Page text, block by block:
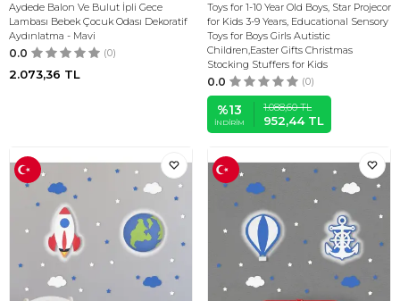
Aydede Balon Ve Bulut İpli Gece
Lambası Bebek Çocuk Odası Dekoratif
Aydınlatma - Mavi
0.0 (0)
2.073,36 TL
Toys for 1-10 Year Old Boys, Star Projecor
for Kids 3-9 Years, Educational Sensory
Toys for Boys Girls Autistic
Children,Easter Gifts Christmas
Stocking Stuffers for Kids
0.0 (0)
%13
İNDIRIM
1.088,60TL
952,44TL